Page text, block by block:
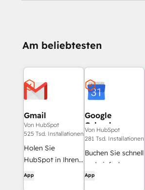
Am beliebtesten
Gmail
Von HubSpot
525 Tsd. Installationen
Holen Sie
HubSpot in Ihren
Posteingang – mit
App
Google
Calendar
Von HubSpot
281 Tsd. Installationen
Buchen Sie schnell
und einfach
Meetings mit
App